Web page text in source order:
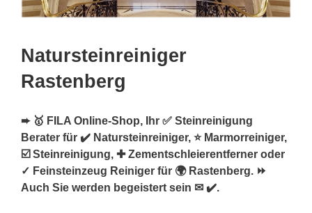
Natursteinreiniger
Rastenberg
➨ 🥇 FILA Online-Shop, Ihr ✅ Steinreinigung
Berater für ✔️ Natursteinreiniger, ⭐ Marmorreiniger,
☑️ Steinreinigung, ✚ Zementschleierentferner oder
✓ Feinsteinzeug Reiniger für 🌍 Rastenberg. ⏩
Auch Sie werden begeistert sein ✉ ✔️.